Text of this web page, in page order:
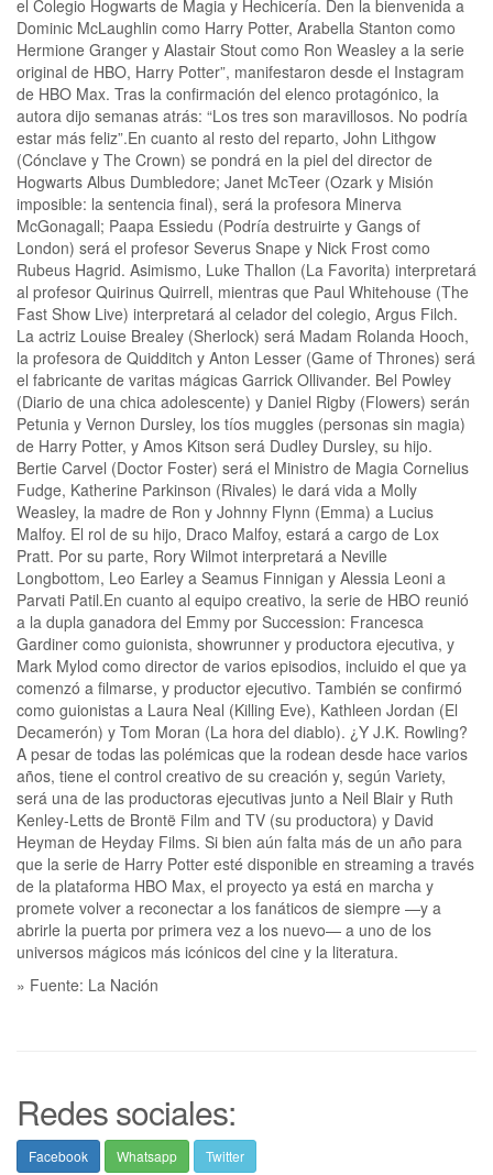
el Colegio Hogwarts de Magia y Hechicería. Den la bienvenida a
Dominic McLaughlin como Harry Potter, Arabella Stanton como
Hermione Granger y Alastair Stout como Ron Weasley a la serie
original de HBO, Harry Potter”, manifestaron desde el Instagram
de HBO Max. Tras la confirmación del elenco protagónico, la
autora dijo semanas atrás: “Los tres son maravillosos. No podría
estar más feliz”.En cuanto al resto del reparto, John Lithgow
(Cónclave y The Crown) se pondrá en la piel del director de
Hogwarts Albus Dumbledore; Janet McTeer (Ozark y Misión
imposible: la sentencia final), será la profesora Minerva
McGonagall; Paapa Essiedu (Podría destruirte y Gangs of
London) será el profesor Severus Snape y Nick Frost como
Rubeus Hagrid. Asimismo, Luke Thallon (La Favorita) interpretará
al profesor Quirinus Quirrell, mientras que Paul Whitehouse (The
Fast Show Live) interpretará al celador del colegio, Argus Filch.
La actriz Louise Brealey (Sherlock) será Madam Rolanda Hooch,
la profesora de Quidditch y Anton Lesser (Game of Thrones) será
el fabricante de varitas mágicas Garrick Ollivander. Bel Powley
(Diario de una chica adolescente) y Daniel Rigby (Flowers) serán
Petunia y Vernon Dursley, los tíos muggles (personas sin magia)
de Harry Potter, y Amos Kitson será Dudley Dursley, su hijo.
Bertie Carvel (Doctor Foster) será el Ministro de Magia Cornelius
Fudge, Katherine Parkinson (Rivales) le dará vida a Molly
Weasley, la madre de Ron y Johnny Flynn (Emma) a Lucius
Malfoy. El rol de su hijo, Draco Malfoy, estará a cargo de Lox
Pratt. Por su parte, Rory Wilmot interpretará a Neville
Longbottom, Leo Earley a Seamus Finnigan y Alessia Leoni a
Parvati Patil.En cuanto al equipo creativo, la serie de HBO reunió
a la dupla ganadora del Emmy por Succession: Francesca
Gardiner como guionista, showrunner y productora ejecutiva, y
Mark Mylod como director de varios episodios, incluido el que ya
comenzó a filmarse, y productor ejecutivo. También se confirmó
como guionistas a Laura Neal (Killing Eve), Kathleen Jordan (El
Decamerón) y Tom Moran (La hora del diablo). ¿Y J.K. Rowling?
A pesar de todas las polémicas que la rodean desde hace varios
años, tiene el control creativo de su creación y, según Variety,
será una de las productoras ejecutivas junto a Neil Blair y Ruth
Kenley-Letts de Brontë Film and TV (su productora) y David
Heyman de Heyday Films. Si bien aún falta más de un año para
que la serie de Harry Potter esté disponible en streaming a través
de la plataforma HBO Max, el proyecto ya está en marcha y
promete volver a reconectar a los fanáticos de siempre —y a
abrirle la puerta por primera vez a los nuevo— a uno de los
universos mágicos más icónicos del cine y la literatura.
» Fuente: La Nación
Redes sociales:
Facebook Whatsapp Twitter